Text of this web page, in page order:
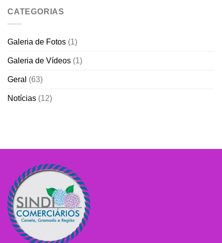
CATEGORIAS
Galeria de Fotos (1)
Galeria de Vídeos (1)
Geral (63)
Notícias (12)